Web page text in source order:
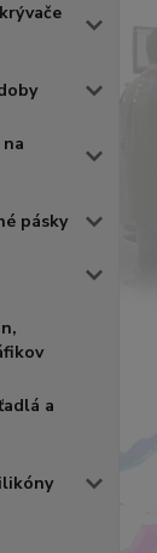
pásky
a